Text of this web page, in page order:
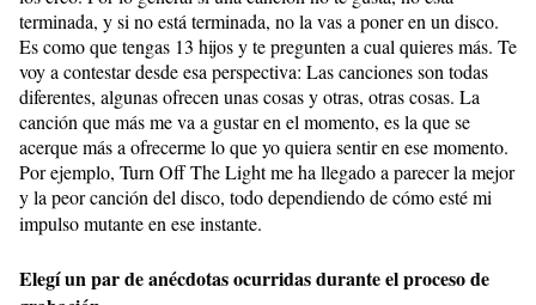
terminada, y si no está terminada, no la vas a poner en un disco.
Es como que tengas 13 hijos y te pregunten a cual quieres más. Te
voy a contestar desde esa perspectiva: Las canciones son todas
diferentes, algunas ofrecen unas cosas y otras, otras cosas. La
canción que más me va a gustar en el momento, es la que se
acerque más a ofrecerme lo que yo quiera sentir en ese momento.
Por ejemplo, Turn Off The Light me ha llegado a parecer la mejor
y la peor canción del disco, todo dependiendo de cómo esté mi
impulso mutante en ese instante.
Elegí un par de anécdotas ocurridas durante el proceso de